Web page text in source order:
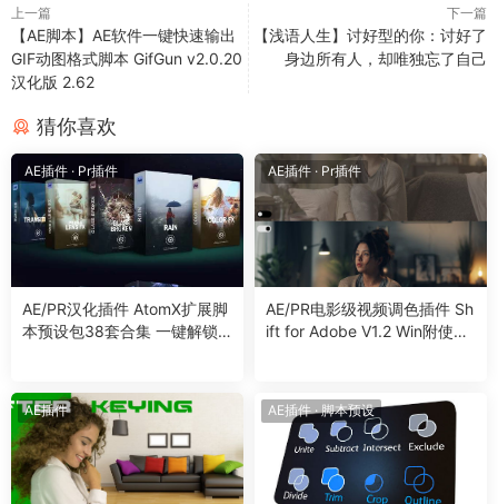
上一篇
【AE脚本】AE软件一键快速输出
GIF动图格式脚本 GifGun v2.0.20
汉化版 2.62
下一篇
【浅语人生】讨好型的你：讨好了
身边所有人，却唯独忘了自己
猜你喜欢
AE插件 · Pr插件
AE/PR汉化插件 AtomX扩展脚
本预设包38套合集 一键解锁
AE插件 · Pr插件
AE/PR电影级视频调色插件 Sh
ift for Adobe V1.2 Win附使用
AE插件 AE插件·脚本预设